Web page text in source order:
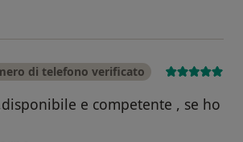
di telefono verificato
e competente , se ho